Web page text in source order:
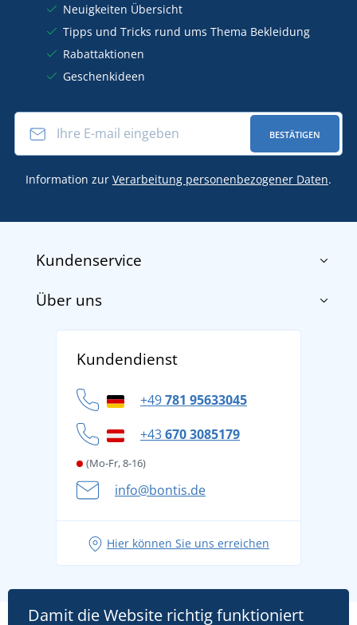
Neuigkeiten Übersicht
Tipps und Tricks rund ums Thema Bekleidung
Rabattaktionen
Geschenkideen
BESTÄTIGEN
Information zur Verarbeitung personenbezogener Daten.
Kundenservice
Impressum
Datenschutz
Cookie-Richtlinie
Über uns
Für Unternehmen und Organisationen
Kundendienst
+49781 95633045
+43670 3085179
(Mo-Fr, 8-16)
info@bontis.de
Hier können Sie uns erreichen
Damit die Website richtig funktioniert